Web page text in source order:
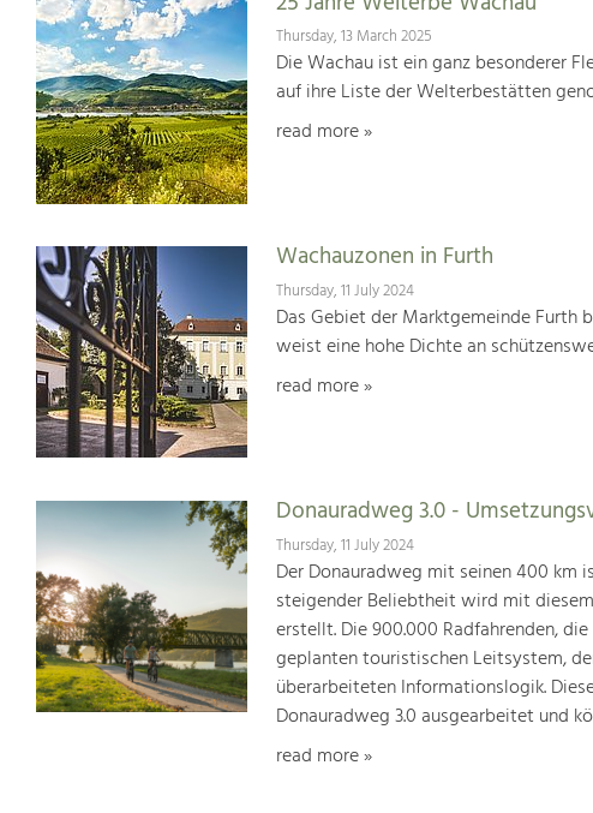
Thursday, 13 March 2025
Die Wachau ist ein ganz besonderer
auf ihre Liste der Welterbestätten
read more »
Wachauzonen in Furth
Thursday, 11 July 2024
Das Gebiet der Marktgemeinde
weist eine hohe Dichte an
read more »
Donauradweg 3.0 -
Thursday, 11 July 2024
Der Donauradweg mit seinen 400 km
steigender Beliebtheit wird mit
erstellt. Die 900.000 Radfahrenden,
geplanten touristischen Leitsystem,
überarbeiteten Informationslogik.
Donauradweg 3.0 ausgearbeitet und
read more »